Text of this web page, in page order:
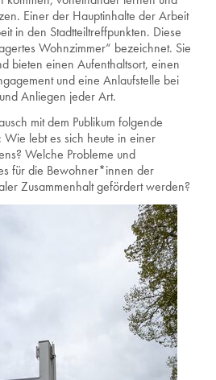
Einer der Hauptinhalte der Arbeit
in den Stadtteiltreffpunkten. Diese
Wohnzimmer“ bezeichnet. Sie
bieten einen Aufenthaltsort, einen
und eine Anlaufstelle bei
Anliegen jeder Art.
mit dem Publikum folgende
lebt es sich heute in einer
Welche Probleme und
für die Bewohner*innen der
Zusammenhalt gefördert werden?